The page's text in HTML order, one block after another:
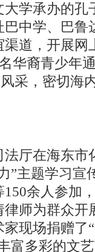
学承办的孔
中学、巴鲁
道，开展网
华裔青少年
采，密切海
厅在海东市
”主题学习宣
余人参加
师为群众开
现场捐赠了
富多彩的文